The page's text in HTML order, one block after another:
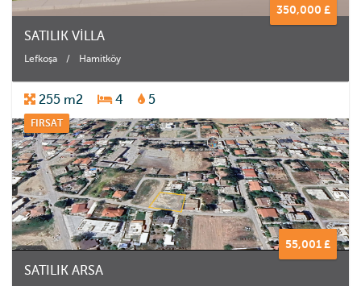
350,000 £
SATILIK VİLLA
Lefkoşa / Hamitköy
255 m2 4 5
FIRSAT
55,001 £
SATILIK ARSA